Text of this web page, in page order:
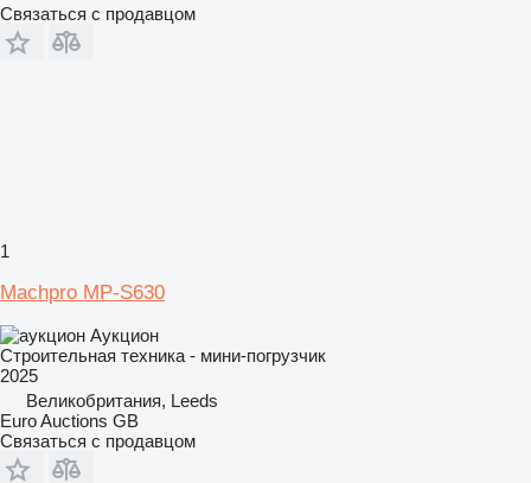
Связаться с продавцом
1
Machpro MP-S630
Аукцион
Строительная техника - мини-погрузчик
2025
Великобритания, Leeds
Euro Auctions GB
Связаться с продавцом